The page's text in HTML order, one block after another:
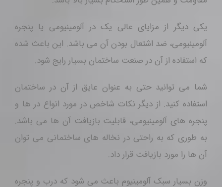
آلومینیومی، ضد اشتعال بودن آن می باشد. این باعث شده
که استفاده از آن در صنعت ساختمان بسیار رایج شود.
شما می توانید حتی به عنوان عایق از آن در ساختمان
استفاده کنید. از دیگر نکات شاخص در مورد انواع در ها و
پنجره های آلومینیومی، قابلیت بازیافت آن ها می باشد.
به طوری که به راحتی در نخاله های ساختمانی می توان
آن ها را مورد بازیافت قرار داد.
وزن بسیار سبک آلومینیوم باعث می شود که درب و پنجره
های آلومینیوم، بسیار سریع نصب شوند. به دلیل سبک
بودن، فرآیند نصب آن ها بسیار آسان می باشد.